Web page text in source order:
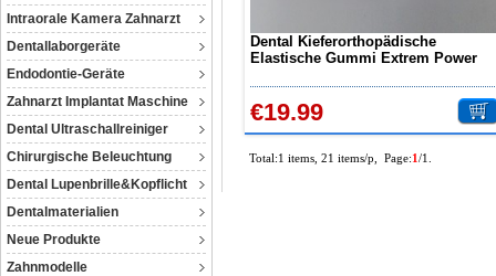
Intraorale Kamera Zahnarzt
Dentallaborgeräte
Endodontie-Geräte
Zahnarzt Implantat Maschine
Dental Ultraschallreiniger
Chirurgische Beleuchtung
Dental Lupenbrille&Kopflicht
Dentalmaterialien
Neue Produkte
Zahnmodelle
Dental Kieferorthopädische
Elastische Gummi Extrem Power
€19.99
Total:1 items, 21 items/p, Page:1/1.